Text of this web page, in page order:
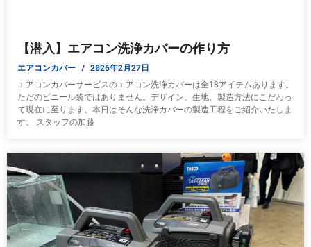
【潜入】エアコン洗浄カバーの作り方
エアコンカバー 2026年2月27日
エアコンカバーサービスのエアコン洗浄カバーは全18アイテムあります。
ただのビニール袋ではありません。デザイン、生地、製造方法にこだわっ
て現在に至ります。本日はそんな洗浄カバーの製造工程をご紹介いたしま
す。 スタッフの加藤